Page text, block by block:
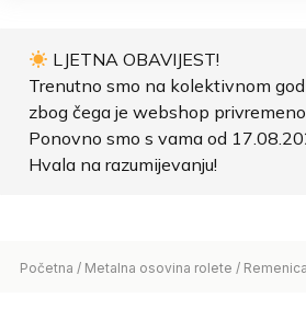
LJETNA OBAVIJEST!
Trenutno smo na kolektivnom
zbog čega je webshop
Ponovno smo s vama od
Hvala na razumijevanju!
Početna / Metalna osovina rolete /